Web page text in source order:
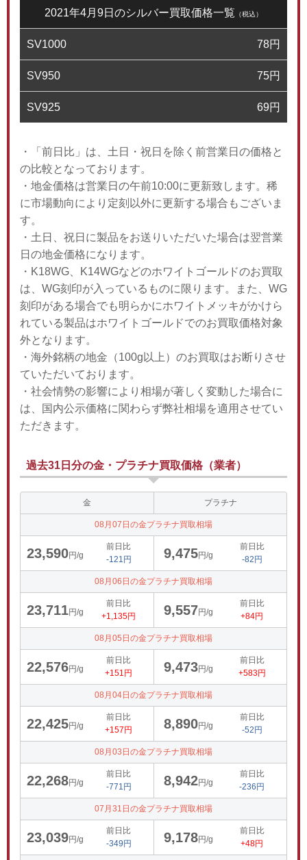
2021年4月9日のシルバー買取価格一覧 （税込）
SV1000 78円
SV950 75円
SV925 69円
・「前日比」は、土日・祝日を除く前営業日の価格と
の比較となっております。
・地金価格は営業日の午前10:00に更新致します。稀
に市場動向により定刻以外に更新する場合もございま
す。
・土日、祝日に製品をお送りいただいた場合は翌営業
日の地金価格になります。
・K18WG、K14WGなどのホワイトゴールドのお買取
は、WG刻印が入っているものに限ります。また、WG
刻印がある場合でも明らかにホワイトメッキがかけら
れている製品はホワイトゴールドでのお買取価格対象
外となります。
・海外銘柄の地金（100g以上）のお買取はお断りさせ
ていただいております。
・社会情勢の影響により相場が著しく変動した場合に
は、国内公示価格に関わらず弊社相場を適用させてい
ただきます。
過去31日分の金・プラチナ買取価格（業者）
金 プラチナ
08月07日の金プラチナ買取相場
23,590円/g
前日比
-121円
9,475円/g
前日比
-82円
08月06日の金プラチナ買取相場
23,711円/g
前日比
+1,135円
9,557円/g
前日比
+84円
08月05日の金プラチナ買取相場
22,576円/g
前日比
+151円
9,473円/g
前日比
+583円
08月04日の金プラチナ買取相場
22,425円/g
前日比
+157円
8,890円/g
前日比
-52円
08月03日の金プラチナ買取相場
22,268円/g
前日比
-771円
8,942円/g
前日比
-236円
07月31日の金プラチナ買取相場
23,039円/g
前日比
-349円
9,178円/g
前日比
+48円